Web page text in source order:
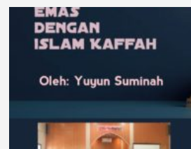
Ibu
Bahagia,
Generasi
Terjaga